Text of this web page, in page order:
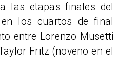
las etapas finales del
los cuartos de final
entre Lorenzo Musetti
Fritz (noveno en el